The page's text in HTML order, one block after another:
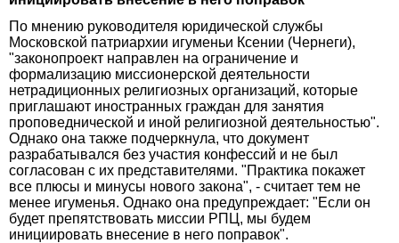
По мнению руководителя юридической службы
Московской патриархии игуменьи Ксении (Чернеги),
"законопроект направлен на ограничение и
формализацию миссионерской деятельности
нетрадиционных религиозных организаций, которые
приглашают иностранных граждан для занятия
проповеднической и иной религиозной деятельностью".
Однако она также подчеркнула, что документ
разрабатывался без участия конфессий и не был
согласован с их представителями. "Практика покажет
все плюсы и минусы нового закона", - считает тем не
менее игуменья. Однако она предупреждает: "Если он
будет препятствовать миссии РПЦ, мы будем
инициировать внесение в него поправок".